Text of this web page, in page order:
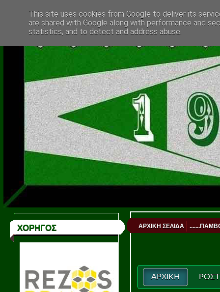
ΧΟΡΗΓΟΣ ΑΡΧΙΚΗ ΣΕΛΙΔΑ
ΑΡΧΙΚΗ
This site uses cookies from Google to deliver its
are shared with Google along with performance and
statistics, and to detect and address abuse.